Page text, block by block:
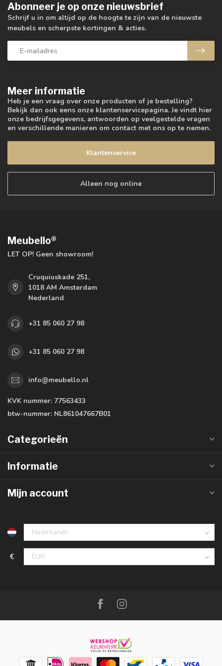
Meer informatie
Heb je een vraag over onze producten of je bestelling?
Bekijk dan ook eens onze klantenservicepagina. Je vindt hier
onze bedrijfsgegevens, antwoorden op veelgestelde vragen
en verschillende manieren om contact met ons op te nemen.
Klantenservice
Alleen nog online
Abonneer je op onze nieuwsbrief
Schrijf u in om altijd op de hoogte te zijn van de nieuwste
meubels en scherpste kortingen & acties.
Meubello®
LET OP! Geen showroom!
Cruquiuskade 251,
1018 AM Amsterdam
Nederland
+31 85 060 27 98
+31 85 060 27 98
info@meubello.nl
KVK nummer: 77563433
btw-nummer: NL861047667B01
Categorieën
Informatie
Mijn account
€